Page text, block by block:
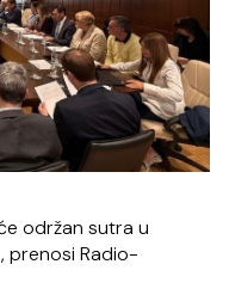
održan sutra u
prenosi Radio-